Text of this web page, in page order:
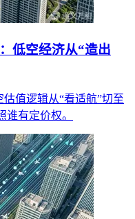
低空经济从“造出
值逻辑从“看适航”切至
谁有定价权。